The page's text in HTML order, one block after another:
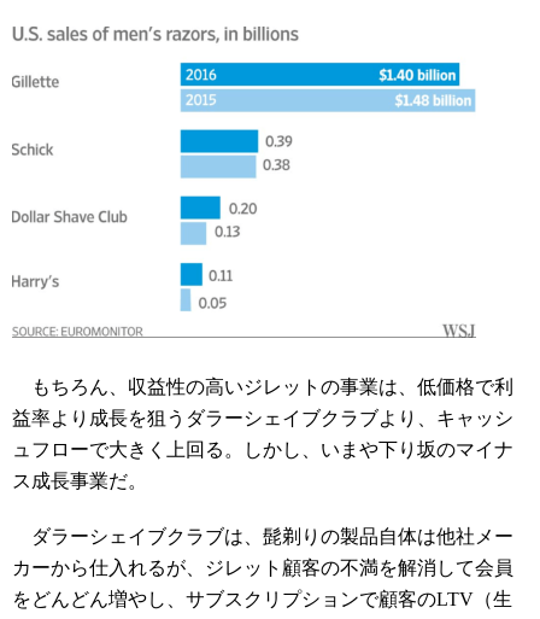
もちろん、収益性の高いジレットの事業は、低価格で利
益率より成長を狙う ダラーシェイブクラブより、キャッシ
ュフローで大きく上回る。しかし、いまや下り坂のマイナ
ス成長事業だ。
ダラーシェイブクラブは、髭剃りの製品自体は他社メー
カーから仕入れるが、ジレット顧客の不満を解消して会員
をどんどん増やし、サブスクリプションで顧客のLTV （生